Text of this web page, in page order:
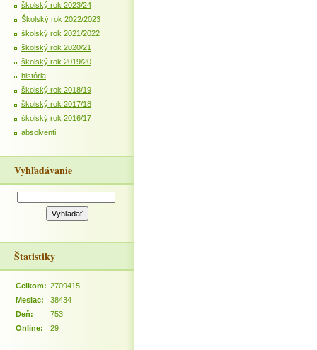
školský rok 2023/24
Školský rok 2022/2023
školský rok 2021/2022
školský rok 2020/21
školský rok 2019/20
história
školský rok 2018/19
školský rok 2017/18
školský rok 2016/17
absolventi
Vyhľadávanie
Štatistiky
Online: 29
Celkom: 2709415
Mesiac:
38434
Deň:
753